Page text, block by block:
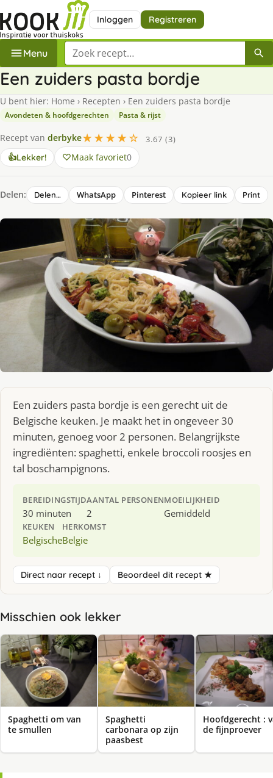
Inloggen Registreren
Menu Zoek een recept
Een zuiders pasta bordje
U bent hier: Home › Recepten › Een zuiders pasta bordje
Avondeten & hoofdgerechten Pasta & rijst
Recept van derbyke★★★★☆
3.67 (3)
👍Lekker! Maak favoriet0
Delen: Delen… WhatsApp Pinterest Kopieer link Print
Een zuiders pasta bordje is een gerecht uit de
Belgische keuken. Je maakt het in ongeveer 30
minuten, genoeg voor 2 personen. Belangrijkste
ingrediënten: spaghetti, enkele broccoli roosjes en
tal boschampignons.
BEREIDINGSTIJD
30 minuten
AANTAL PERSONEN
2
MOEILIJKHEID
Gemiddeld
KEUKEN
Belgische
HERKOMST
Belgie
Direct naar recept ↓ Beoordeel dit recept ★
Misschien ook lekker
Spaghetti om van
te smullen
Spaghetti
carbonara op zijn
paasbest
Hoofdgerecht :
de fijnproever